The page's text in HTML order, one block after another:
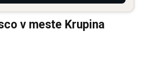
v meste Krupina